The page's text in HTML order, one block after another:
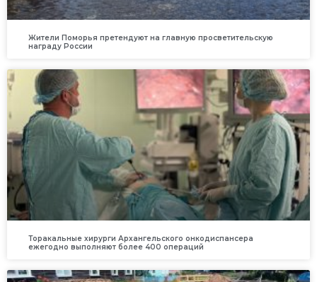
Жители Поморья претендуют на главную просветительскую
награду России
Торакальные хирурги Архангельского онкодиспансера
ежегодно выполняют более 400 операций